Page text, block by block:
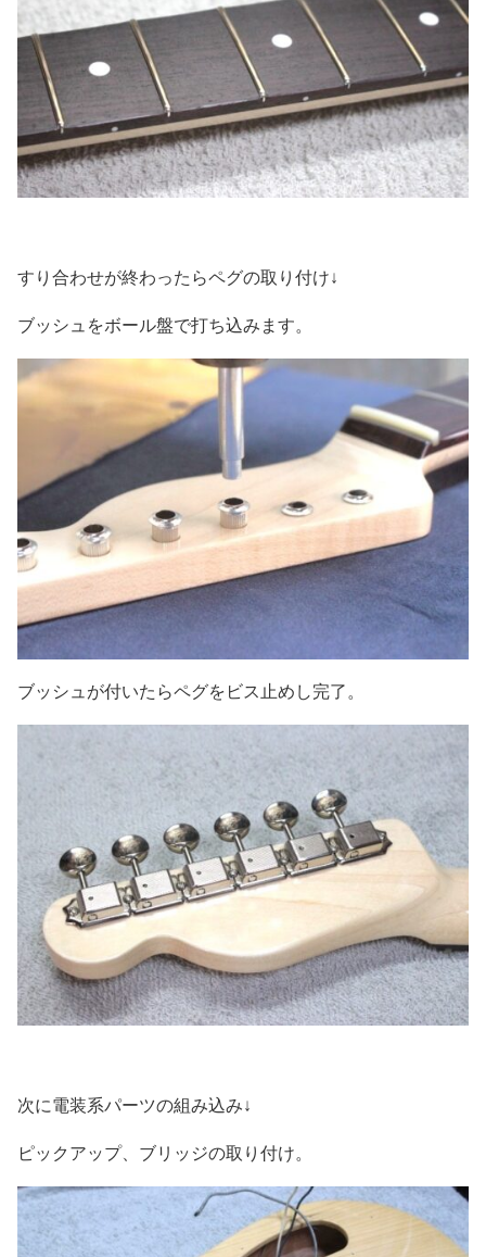
すり合わせが終わったらペグの取り付け↓
ブッシュをボール盤で打ち込みます。
ブッシュが付いたらペグをビス止めし完了。
次に電装系パーツの組み込み↓
ピックアップ、ブリッジの取り付け。